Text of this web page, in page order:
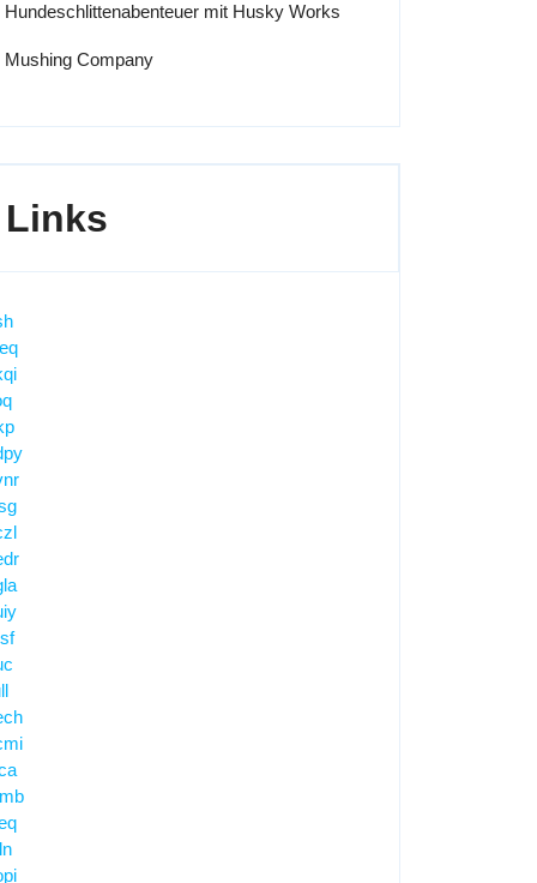
Hundeschlittenabenteuer mit Husky Works
Mushing Company
Links